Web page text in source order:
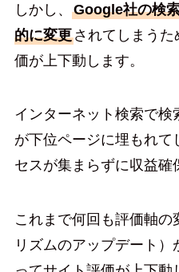
しかし、 Google社の検
的に変更されてしまう
価が上下動します。
インターネット検索で
が下位ページに埋もれて
セスが集まらずに収益確
これまで何回も評価軸
リズムのアップデート